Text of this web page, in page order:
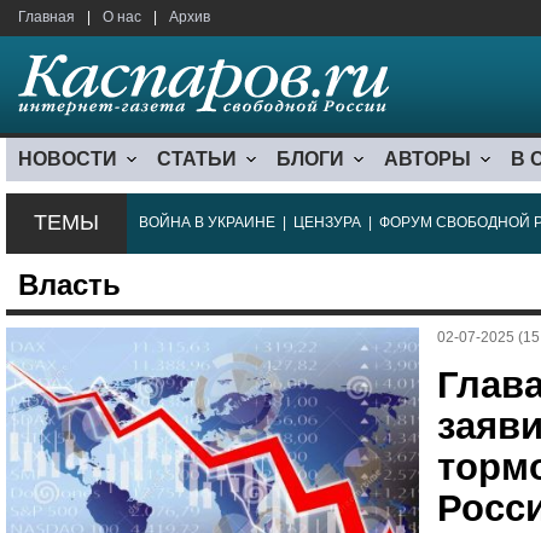
Главная О нас Архив
НОВОСТИ СТАТЬИ БЛОГИ АВТОРЫ В
ТЕМЫ ВОЙНА В УКРАИНЕ ЦЕНЗУРА ФОРУМ СВОБОДНОЙ
Власть
02-07-2025